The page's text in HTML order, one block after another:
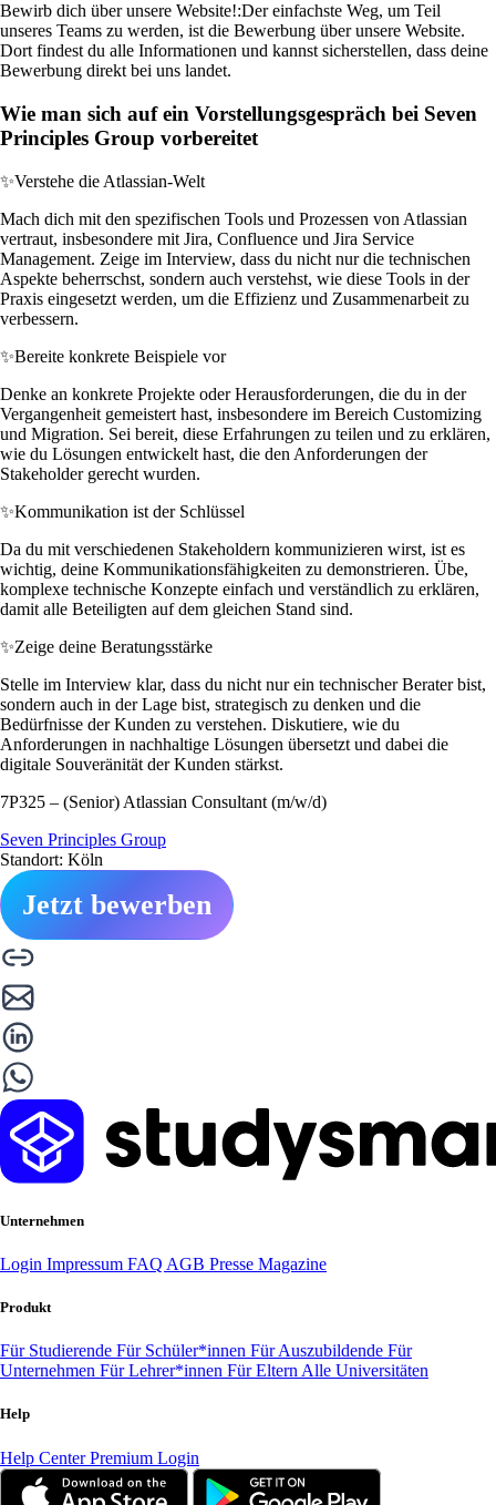
Bewirb dich über unsere Website!:Der einfachste Weg, um Teil
unseres Teams zu werden, ist die Bewerbung über unsere Website.
Dort findest du alle Informationen und kannst sicherstellen, dass deine
Bewerbung direkt bei uns landet.
Wie man sich auf ein Vorstellungsgespräch bei Seven
Principles Group vorbereitet
✨Verstehe die Atlassian-Welt
Mach dich mit den spezifischen Tools und Prozessen von Atlassian
vertraut, insbesondere mit Jira, Confluence und Jira Service
Management. Zeige im Interview, dass du nicht nur die technischen
Aspekte beherrschst, sondern auch verstehst, wie diese Tools in der
Praxis eingesetzt werden, um die Effizienz und Zusammenarbeit zu
verbessern.
✨Bereite konkrete Beispiele vor
Denke an konkrete Projekte oder Herausforderungen, die du in der
Vergangenheit gemeistert hast, insbesondere im Bereich Customizing
und Migration. Sei bereit, diese Erfahrungen zu teilen und zu erklären,
wie du Lösungen entwickelt hast, die den Anforderungen der
Stakeholder gerecht wurden.
✨Kommunikation ist der Schlüssel
Da du mit verschiedenen Stakeholdern kommunizieren wirst, ist es
wichtig, deine Kommunikationsfähigkeiten zu demonstrieren. Übe,
komplexe technische Konzepte einfach und verständlich zu erklären,
damit alle Beteiligten auf dem gleichen Stand sind.
✨Zeige deine Beratungsstärke
Stelle im Interview klar, dass du nicht nur ein technischer Berater bist,
sondern auch in der Lage bist, strategisch zu denken und die
Bedürfnisse der Kunden zu verstehen. Diskutiere, wie du
Anforderungen in nachhaltige Lösungen übersetzt und dabei die
digitale Souveränität der Kunden stärkst.
7P325 – (Senior) Atlassian Consultant (m/w/d)
Seven Principles Group
Standort: Köln
Jetzt bewerben
Unternehmen
Login Impressum FAQ AGB Presse Magazine
Produkt
Für Studierende Für Schüler*innen Für Auszubildende Für
Unternehmen Für Lehrer*innen Für Eltern Alle Universitäten
Help
Help CenterPremium Login